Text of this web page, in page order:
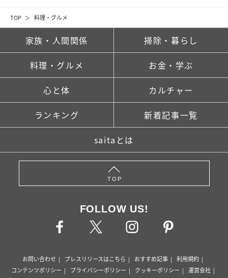
TOP 料理・グルメ
家族・人間関係 掃除・暮らし
料理・グルメ お金・学ぶ
心と体 カルチャー
ランキング 新着記事一覧
saitaとは
TOP
FOLLOW US!
お問い合わせ プレスリリースはこちら おすすめ記事
利用規約
コンテンツポリシー
プライバシーポリシー クッキーポリシー
運営会社